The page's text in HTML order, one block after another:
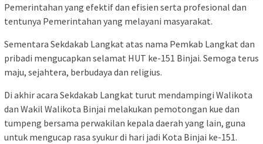
Pemerintahan yang efektif dan efisien serta profesional dan
tentunya Pemerintahan yang melayani masyarakat.
Sementara Sekdakab Langkat atas nama Pemkab Langkat dan
pribadi mengucapkan selamat HUT ke-151 Binjai. Semoga terus
maju, sejahtera, berbudaya dan religius.
Di akhir acara Sekdakab Langkat turut mendampingi Walikota
dan Wakil Walikota Binjai melakukan pemotongan kue dan
tumpeng bersama perwakilan kepala daerah yang lain, guna
untuk mengucap rasa syukur di hari jadi Kota Binjai ke-151.